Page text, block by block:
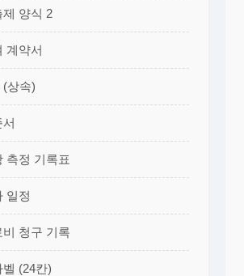
양식 2
계약서
(상속)
측정 기록표
일정
청구 기록
(24칸)